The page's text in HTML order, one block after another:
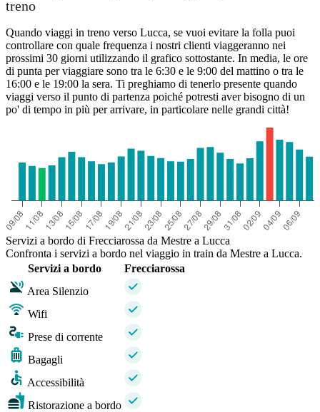
treno
Quando viaggi in treno verso Lucca, se vuoi evitare la folla puoi
controllare con quale frequenza i nostri clienti viaggeranno nei
prossimi 30 giorni utilizzando il grafico sottostante. In media, le ore
di punta per viaggiare sono tra le 6:30 e le 9:00 del mattino o tra le
16:00 e le 19:00 la sera. Ti preghiamo di tenerlo presente quando
viaggi verso il punto di partenza poiché potresti aver bisogno di un
po' di tempo in più per arrivare, in particolare nelle grandi città!
Servizi a bordo di Frecciarossa da Mestre a Lucca
Confronta i servizi a bordo nel viaggio in train da Mestre a Lucca.
Servizi a bordo
Frecciarossa
Area Silenzio
Wifi
Prese di corrente
Bagagli
Accessibilità
Ristorazione a bordo